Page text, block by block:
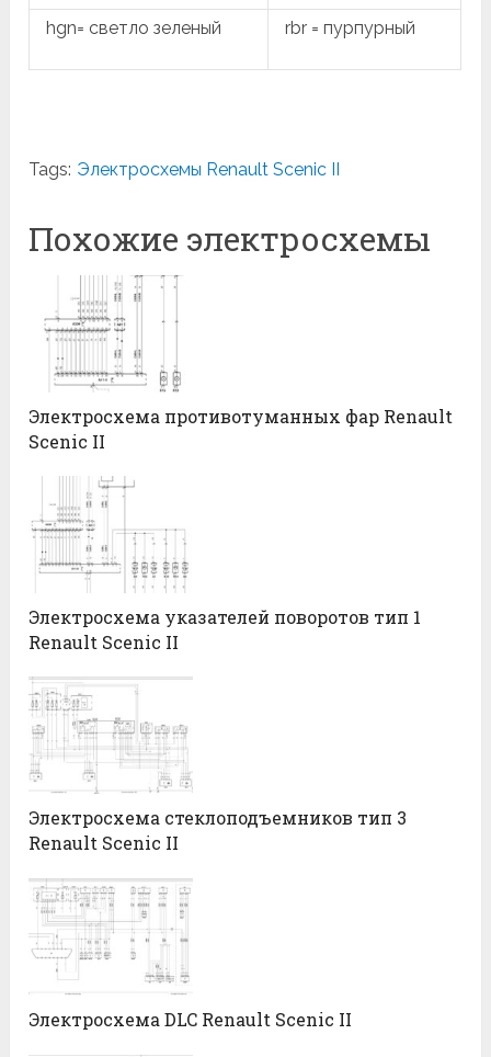
hgn= светло зеленый rbr = пурпурный
Tags: Электросхемы Renault Scenic II
Похожие электросхемы
Электросхема противотуманных фар Renault
Scenic II
Электросхема указателей поворотов тип 1
Renault Scenic II
Электросхема стеклоподъемников тип 3
Renault Scenic II
Электросхема DLC Renault Scenic II